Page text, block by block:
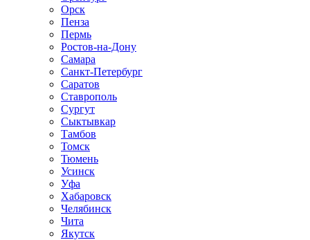
Орск
Пенза
Пермь
Ростов-на-Дону
Самара
Санкт-Петербург
Саратов
Ставрополь
Сургут
Сыктывкар
Тамбов
Томск
Тюмень
Усинск
Уфа
Хабаровск
Челябинск
Чита
Якутск